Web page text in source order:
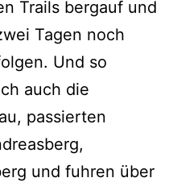
Trails bergauf und
Tagen noch
Und so
auch die
passierten
und fuhren über